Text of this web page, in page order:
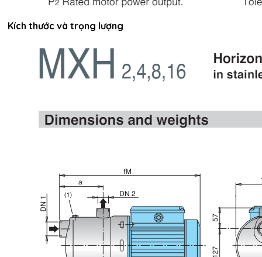
Kích thước và trọng lượng